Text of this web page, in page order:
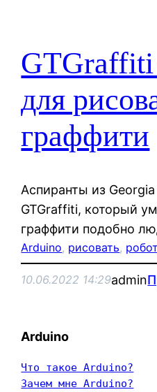
для
граффити
Аспиранты из
GTGraffiti, который
граффити подобно
Arduino, рисовать, робот
10.06.2022 14:29admin
Arduino
Что такое Arduino?
Зачем мне Arduino?